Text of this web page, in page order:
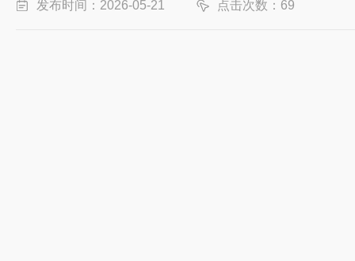
发布时间：2026-05-21 点击次数：69